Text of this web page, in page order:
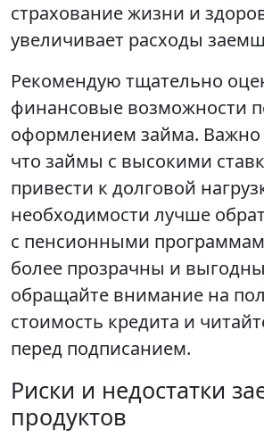
страхование жизни и
увеличивает расходы
Рекомендую тщательно
финансовые возможности
оформлением займа. Важно
что займы с высокими
привести к долговой
необходимости лучше
с пенсионными
более прозрачны и
обращайте внимание на
стоимость кредита и
перед подписанием.
Риски и недостатки
продуктов